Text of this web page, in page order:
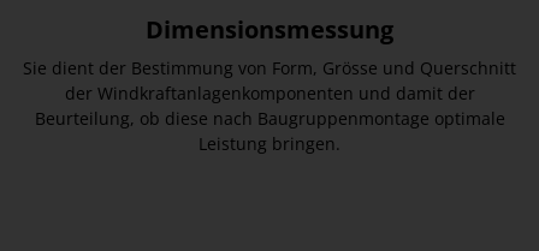
Dimensionsmessung
Sie dient der Bestimmung von Form, Grösse und Querschnitt
der Windkraftanlagenkomponenten und damit der
Beurteilung, ob diese nach Baugruppenmontage optimale
Leistung bringen.